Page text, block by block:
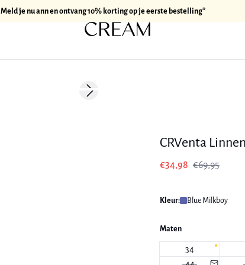
Meld je nu ann en ontvang 10% korting op je eerste bestelling*
Next slide
CRVenta
€34,98 €69,95
Kleur: Blue Milkboy
Maten
34